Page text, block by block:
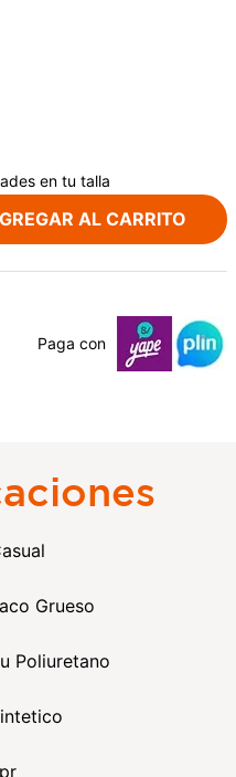
en tu talla
AL CARRITO
Paga con
Grueso
Poliuretano